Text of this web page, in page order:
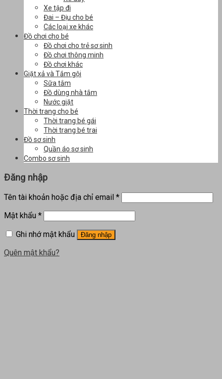
Xe tập đi
Đai – Địu cho bé
Các loại xe khác
Đồ chơi cho bé
Đồ chơi cho trẻ sơ sinh
Đồ chơi thông minh
Đồ chơi khác
Giặt xả và Tắm gội
Sữa tắm
Đồ dùng nhà tắm
Nước giặt
Thời trang cho bé
Thời trang bé gái
Thời trang bé trai
Đồ sơ sinh
Quần áo sơ sinh
Combo sơ sinh
Đăng nhập
Tên tài khoản hoặc địa chỉ email *
Mật khẩu *
Ghi nhớ mật khẩu
Đăng nhập
Quên mật khẩu?